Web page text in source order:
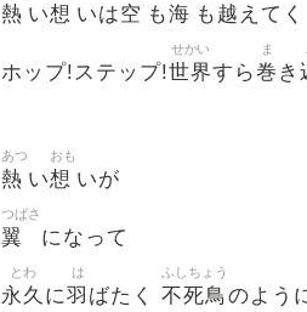
熱 い想 いは空 も海 も 越 えてく
ホップ!ステップ!世界
せかい
すら巻
ま
き
熱
あつ
い想
おも
いが
翼
つばさ
になって
永久
とわ
に羽
は
ばたく 不死鳥
ふしちょう
のよう